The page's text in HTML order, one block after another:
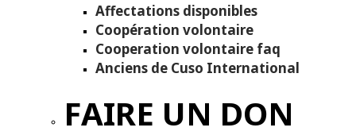
Affectations disponibles
Coopération volontaire
Cooperation volontaire faq
Anciens de Cuso International
FAIRE UN DON